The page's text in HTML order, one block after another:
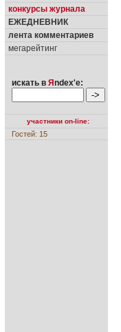
конкурсы журнала
ЕЖЕДНЕВНИК
лента комментариев
мегарейтинг
искать в Я ndex'е:
участники on-line:
Гостей: 15